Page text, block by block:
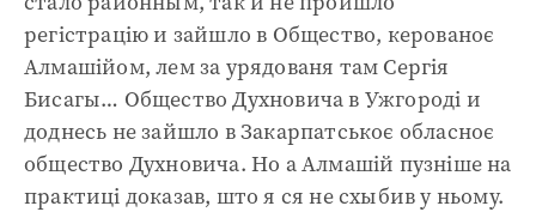
регістрацію и зайшло в Общество, керованоє
Алмашійом, лем за урядованя там Сергія
Бисагы… Общество Духновича в Ужгороді и
доднесь не зайшло в Закарпатськоє обласноє
общество Духновича. Но а Алмашій пузніше на
практиці доказав, што я ся не схыбив у ньому.